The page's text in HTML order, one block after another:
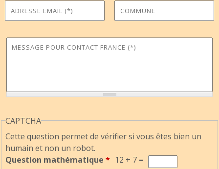
Adresse Email *
Commune
Message pour Contact France*
CAPTCHA
Cette question permet de vérifier si vous êtes bien un
humain et non un robot.
Question mathématique * 12 + 7 =